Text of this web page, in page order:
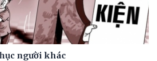
người khác